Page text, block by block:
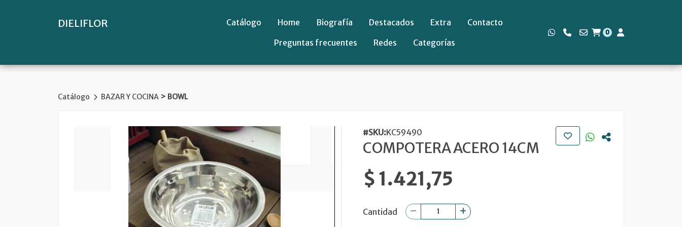
DIELIFLOR Catálogo Home Biografía Destacados Extra
Contacto
Preguntas frecuentes
Redes Categorías
0
Catálogo BAZAR Y COCINA > BOWL
#SKU:KC59490
COMPOTERA ACERO 14CM
$ 1.421,75
Cantidad